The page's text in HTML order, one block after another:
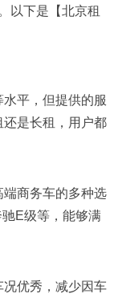
以下是【北京租
水平，但提供的服
是长租，用户都
端商务车的多种选
E级等，能够满
况优秀，减少因车